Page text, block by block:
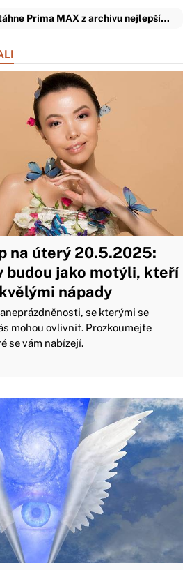
Prima MAX z archivu nejlepší…
na úterý 20.5.2025:
budou jako motýli, kteří
nápady
se kterými se
mohou ovlivnit. Prozkoumejte
se vám nabízejí.